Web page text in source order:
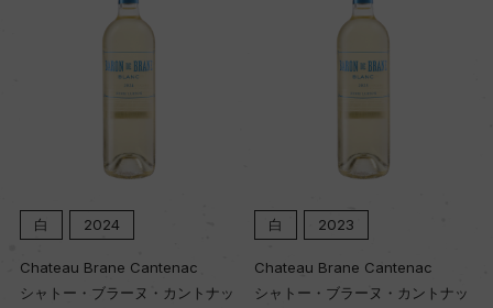
品質分類・原産地呼称
入数
12
白 2024
Chateau Brane Cantenac
シャトー・ブラーヌ・カントナッ
白 2023
Chateau Brane Cantenac
シャトー・ブラーヌ・カントナッ